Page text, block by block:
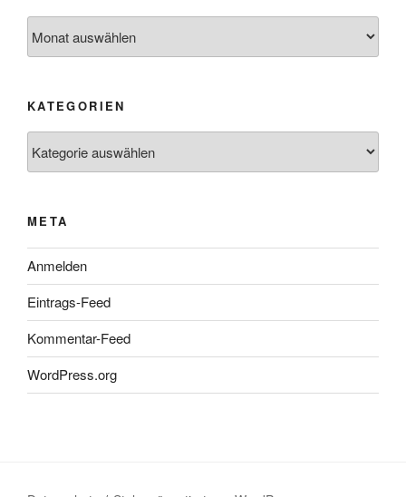
KATEGORIEN
META
Anmelden
Eintrags-Feed
Kommentar-Feed
WordPress.org